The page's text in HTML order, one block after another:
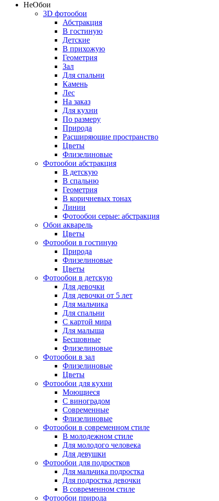
НеОбои
3D фотообои
Абстракция
В гостиную
Детские
В прихожую
Геометрия
Зал
Для спальни
Камень
Лес
На заказ
Для кухни
По размеру
Природа
Расширяющие пространство
Цветы
Флизелиновые
Фотообои абстракция
В детскую
В спальню
Геометрия
В коричневых тонах
Линии
Фотообои серые: абстракция
Обои акварель
Цветы
Фотообои в гостиную
Природа
Флизелиновые
Цветы
Фотообои в детскую
Для девочки
Для девочки от 5 лет
Для мальчика
Для спальни
С картой мира
Для малыша
Бесшовные
Флизелиновые
Фотообои в зал
Флизелиновые
Цветы
Фотообои для кухни
Моющиеся
С виноградом
Современные
Флизелиновые
Фотообои в современном стиле
В молодежном стиле
Для молодого человека
Для девушки
Фотообои для подростков
Для мальчика подростка
Для подростка девочки
В современном стиле
Фотообои природа